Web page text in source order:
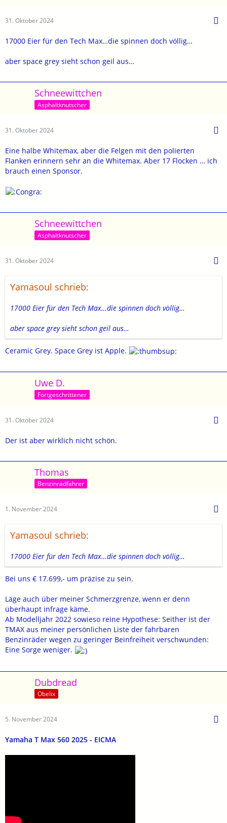
31. Oktober 2024
17000 Eier für den Tech Max…die spinnen doch völlig…
aber space grey sieht schon geil aus…
Schneewittchen
Asphaltknutscher
31. Oktober 2024
Eine halbe Whitemax, aber die Felgen mit den polierten
Flanken erinnern sehr an die Whitemax. Aber 17 Flocken … ich
brauch einen Sponsor.
Schneewittchen
Asphaltknutscher
31. Oktober 2024
Yamasoul schrieb:
17000 Eier für den Tech Max…die spinnen doch völlig…
aber space grey sieht schon geil aus…
Ceramic Grey. Space Grey ist Apple.
Uwe D.
Fortgeschrittener
31. Oktober 2024
Der ist aber wirklich nicht schön.
Thomas
Benzinradfahrer
1. November 2024
Yamasoul schrieb:
17000 Eier für den Tech Max…die spinnen doch völlig…
Bei uns € 17.699,- um präzise zu sein.
Läge auch über meiner Schmerzgrenze, wenn er denn
überhaupt infrage käme.
Ab Modelljahr 2022 sowieso reine Hypothese: Seither ist der
TMAX aus meiner persönlichen Liste der fahrbaren
Benzinräder wegen zu geringer Beinfreiheit verschwunden:
Eine Sorge weniger.
Dubdread
Obelix
5. November 2024
Yamaha T Max 560 2025 - EICMA